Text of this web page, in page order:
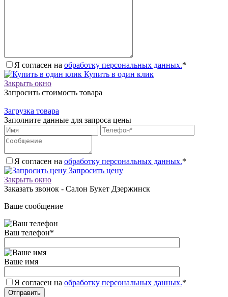
Я согласен на обработку персональных данных.*
Купить в один клик
Закрыть окно
Запросить стоимость товара
Загрузка товара
Заполните данные для запроса цены
Я согласен на обработку персональных данных.*
Запросить цену
Закрыть окно
Заказать звонок - Салон Букет Дзержинск
Ваше сообщение
Ваш телефон*
Ваше имя
Я согласен на обработку персональных данных.*